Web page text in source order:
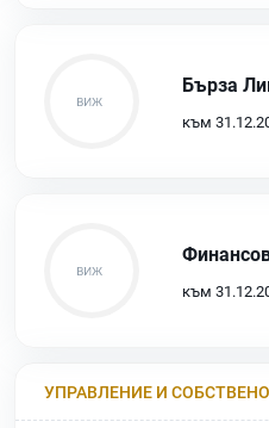
Бърза
към
към
УПРАВЛЕНИЕ И